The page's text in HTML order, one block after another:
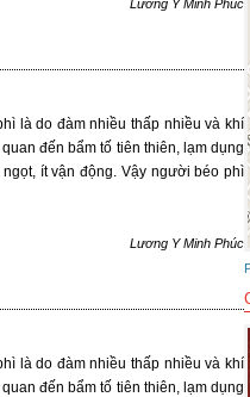
Lương Y Minh Phúc
là do đàm nhiều thấp nhiều và khí
đến bẩm tố tiên thiên, lạm dụng
ít vận động. Vậy người béo phì
Lương Y Minh Phúc
là do đàm nhiều thấp nhiều và khí
đến bẩm tố tiên thiên, lạm dụng